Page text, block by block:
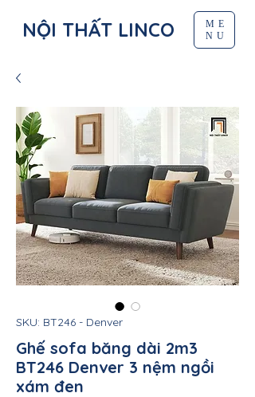
NỘI THẤT LINCO
ME
NU
SKU: BT246 - Denver
Ghế sofa băng dài 2m3
BT246 Denver 3 nệm ngồi
xám đen